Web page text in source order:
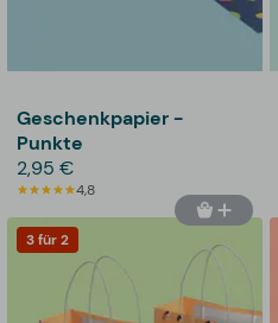
Geschenkpapier -
Punkte
2,95 €
4,8
3 für 2